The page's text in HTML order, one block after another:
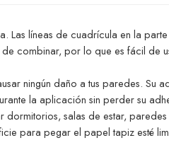
líneas de cuadrícula en la
combinar, por lo que es fácil de
ningún daño a tus paredes. Su
la aplicación sin perder su
salas de estar,
para pegar el papel tapiz esté